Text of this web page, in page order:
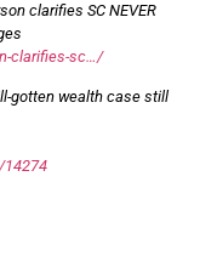
clarifies SC NEVER
clarifies-sc…/
gotten wealth case still
14274